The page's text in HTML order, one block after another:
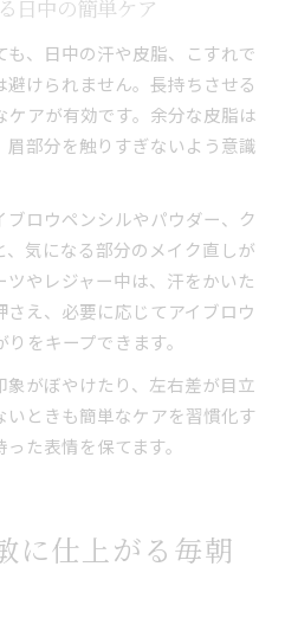
日中の簡単ケア
も、日中の汗や皮脂、こすれで
けられません。長持ちさせる
ケアが有効です。余分な皮脂は
眉部分を触りすぎないよう意識
ブロウペンシルやパウダー、ク
、気になる部分のメイク直しが
やレジャー中は、汗をかいた
え、必要に応じてアイブロウ
をキープできます。
がぼやけたり、左右差が目立
ときも簡単なケアを習慣化す
た表情を保てます。
に仕上がる毎朝